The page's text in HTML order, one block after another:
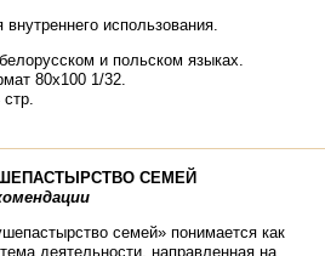
внутреннего использования.
и польском языках.
80х100 1/32.
стр.
СЕМЕЙ
семей» понимается как
деятельности, направленная на